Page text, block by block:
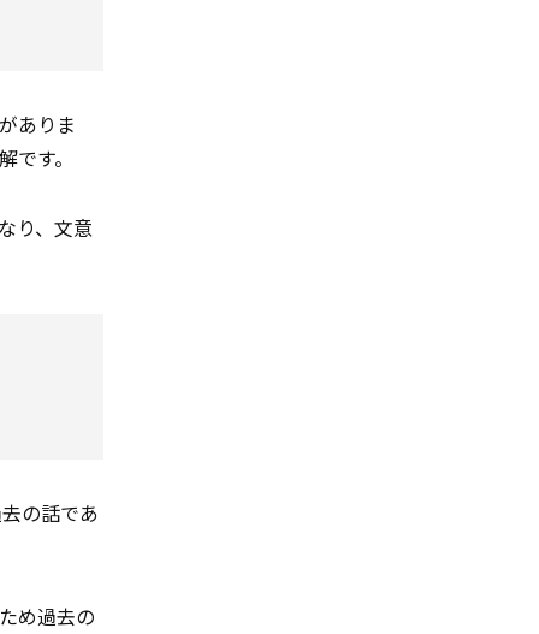
がありま
す。
り、文意
の話であ
め過去の